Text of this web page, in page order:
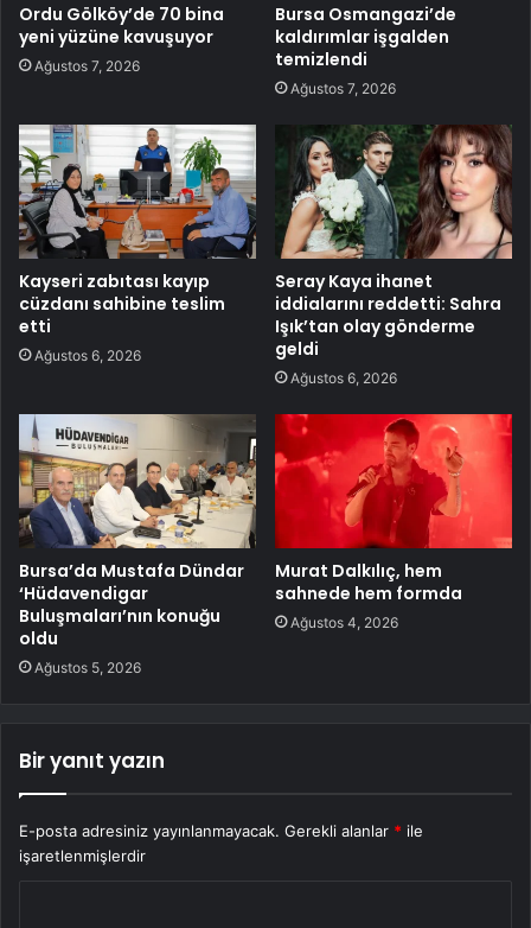
Ordu Gölköy’de 70 bina
yeni yüzüne kavuşuyor
Ağustos 7, 2026
Bursa Osmangazi’de
kaldırımlar işgalden
temizlendi
Ağustos 7, 2026
Kayseri zabıtası kayıp
cüzdanı sahibine teslim
etti
Ağustos 6, 2026
Seray Kaya ihanet
iddialarını reddetti: Sahra
Işık’tan olay gönderme
geldi
Ağustos 6, 2026
Bursa’da Mustafa Dündar
‘Hüdavendigar
Buluşmaları’nın konuğu
oldu
Ağustos 5, 2026
Murat Dalkılıç, hem
sahnede hem formda
Ağustos 4, 2026
Bir yanıt yazın
E-posta adresiniz yayınlanmayacak. Gerekli alanlar * ile
işaretlenmişlerdir